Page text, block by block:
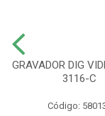
GRAVADOR DIG
3116-C
Código: